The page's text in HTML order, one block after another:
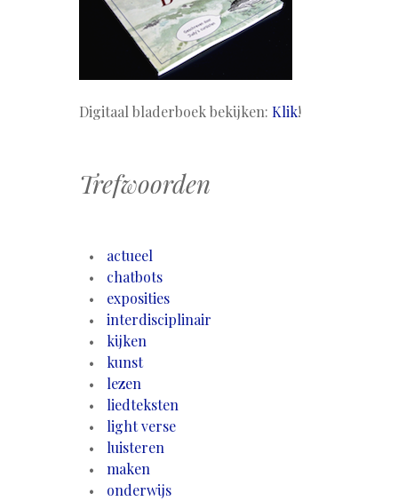
Digitaal bladerboek bekijken: Klik!
Trefwoorden
actueel
chatbots
exposities
interdisciplinair
kijken
kunst
lezen
liedteksten
light verse
luisteren
maken
onderwijs